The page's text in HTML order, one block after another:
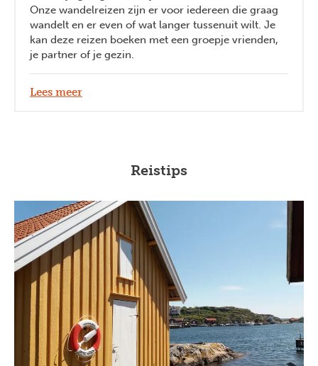
Onze wandelreizen zijn er voor iedereen die graag
wandelt en er even of wat langer tussenuit wilt. Je
kan deze reizen boeken met een groepje vrienden,
je partner of je gezin.
Lees meer
Reistips